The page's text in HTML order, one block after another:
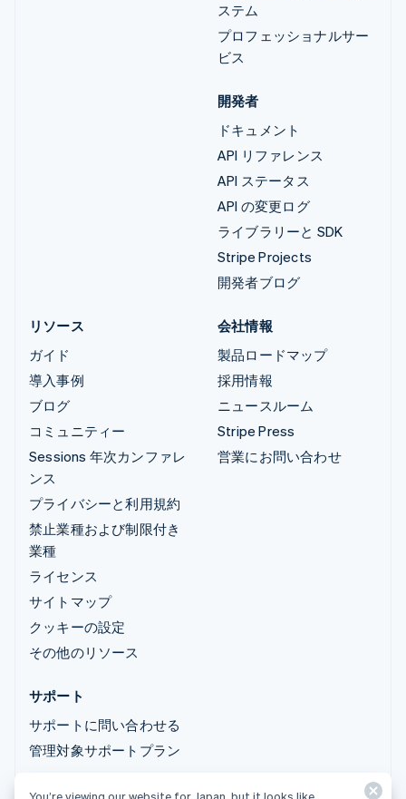
ステム
プロフェッショナルサー
ビス
開発者
ドキュメント
API リファレンス
API ステータス
API の変更ログ
ライブラリーと SDK
Stripe Projects
開発者ブログ
リソース
ガイド
導入事例
ブログ
コミュニティー
Sessions 年次カンファレ
ンス
プライバシーと利用規約
禁止業種および制限付き
業種
ライセンス
サイトマップ
クッキーの設定
その他のリソース
会社情報
製品ロードマップ
採用情報
ニュースルーム
Stripe Press
営業にお問い合わせ
サポート
サポートに問い合わせる
管理対象サポートプラン
You’re viewing our website for Japan, but it looks like